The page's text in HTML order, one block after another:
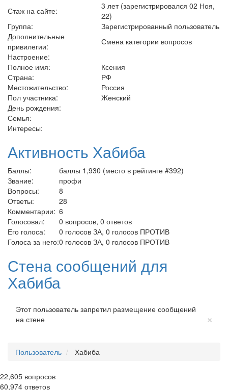
Стаж на сайте:
3 лет (зарегистрировался 02 Ноя,
22)
Группа:
Зарегистрированный пользователь
Дополнительные
привилегии:
Смена категории вопросов
Настроение:
Полное имя:
Ксения
Страна:
РФ
Местожительство:
Россия
Пол участника:
Женский
День рождения:
Семья:
Интересы:
Активность Хабиба
Баллы: баллы 1,930 (место в рейтинге #392)
Звание:
профи
Вопросы:
8
Ответы:
28
Комментарии: 6
Голосовал:
0 вопросов, 0 ответов
Его голоса:
0 голосов ЗА, 0 голосов ПРОТИВ
Голоса за него:0 голосов ЗА, 0 голосов ПРОТИВ
Стена сообщений для
Хабиба
Этот пользователь запретил размещение сообщений
на стене
×
Пользователь Хабиба
22,605 вопросов
60,974 ответов